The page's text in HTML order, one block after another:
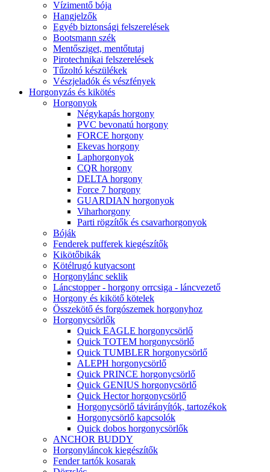
Vízimentő bója
Hangjelzők
Egyéb biztonsági felszerelések
Bootsmann szék
Mentősziget, mentőtutaj
Pirotechnikai felszerelések
Tűzoltó készülékek
Vészjeladók és vészfények
Horgonyzás és kikötés
Horgonyok
Négykapás horgony
PVC bevonatú horgony
FORCE horgony
Ekevas horgony
Laphorgonyok
CQR horgony
DELTA horgony
Force 7 horgony
GUARDIAN horgonyok
Viharhorgony
Parti rögzítők és csavarhorgonyok
Bóják
Fenderek pufferek kiegészítők
Kikötőbikák
Kötélrugó kutyacsont
Horgonylánc seklik
Láncstopper - horgony orrcsiga - láncvezető
Horgony és kikötő kötelek
Összekötő és forgószemek horgonyhoz
Horgonycsörlők
Quick EAGLE horgonycsörlő
Quick TOTEM horgonycsörlő
Quick TUMBLER horgonycsörlő
ALEPH horgonycsörlő
Quick PRINCE horgonycsörlő
Quick GENIUS horgonycsörlő
Quick Hector horgonycsörlő
Horgonycsörlő távirányítók, tartozékok
Horgonycsörlő kapcsolók
Quick dobos horgonycsörlők
ANCHOR BUDDY
Horgonyláncok kiegészítők
Fender tartók kosarak